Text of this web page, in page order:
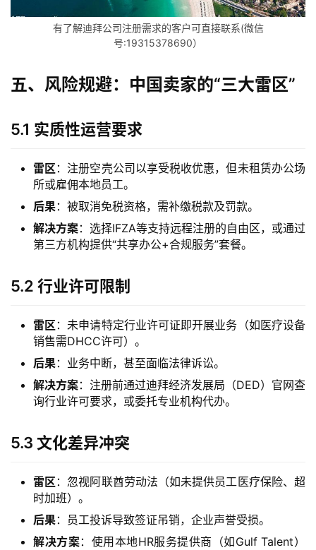
作
专
有了解迪拜公司注册需求的客户可直接联系(微信
号:19315378690）
五、风险规避：中国卖家的“三大雷区”
5.1 实质性运营要求
雷区 ：注册空壳公司以享受税收优惠，但未租赁办公场
所或雇佣本地员工。
后果：被取消免税资格，需补缴税款及罚款。
解决方案：选择IFZA等支持远程注册的自由区，或通过
第三方机构提供“共享办公+合规服务”套餐。
5.2 行业许可限制
雷区 ：未申请特定行业许可证即开展业务（如医疗设备
销售需DHCC许可）。
后果：业务中断，甚至面临法律诉讼。
解决方案：注册前通过迪拜经济发展局（DED）官网查
询行业许可要求，或委托专业机构代办。
5.3 文化差异冲突
雷区 ：忽视阿联酋劳动法（如未提供员工医疗保险、超
时加班）。
后果：员工投诉导致签证吊销，企业声誉受损。
解决方案：使用本地HR服务提供商（如Gulf Talent）